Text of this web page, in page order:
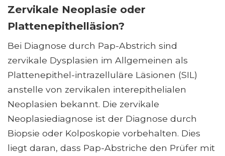
Zervikale Neoplasie oder
Plattenepithelläsion?
Bei Diagnose durch Pap-Abstrich sind
zervikale Dysplasien im Allgemeinen als
Plattenepithel-intrazelluläre Läsionen (SIL)
anstelle von zervikalen interepithelialen
Neoplasien bekannt. Die zervikale
Neoplasiediagnose ist der Diagnose durch
Biopsie oder Kolposkopie vorbehalten. Dies
liegt daran, dass Pap-Abstriche den Prüfer mit